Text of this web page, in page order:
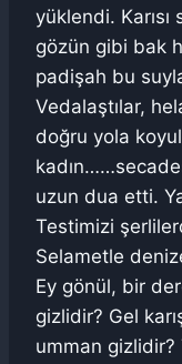
yüklendi. Karısı
gözün gibi bak
padişah bu
Vedalaştılar,
doğru yola
uzun dua etti.
Testimizi
Selametle
Ey gönül, bir
gizlidir? Gel
umman gizlidir?